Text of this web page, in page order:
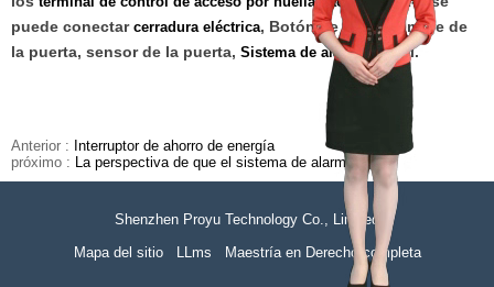
puede conectar cerradura eléctrica, Botón de salida, timbre de
la puerta, sensor de la puerta, Sistema de alarmasy así.
Anterior : Interruptor de ahorro de energía
próximo : La perspectiva de que el sistema de alarma
Shenzhen Proyu Technology Co., Limited
Mapa del sitio
LLms Maestría en Derecho completa